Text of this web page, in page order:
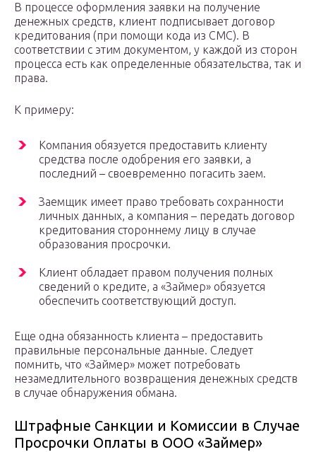
В процессе оформления заявки на получение
денежных средств, клиент подписывает договор
кредитования (при помощи кода из СМС). В
соответствии с этим документом, у каждой из сторон
процесса есть как определенные обязательства, так и
права.
К примеру:
Компания обязуется предоставить клиенту
средства после одобрения его заявки, а
последний – своевременно погасить заем.
Заемщик имеет право требовать сохранности
личных данных, а компания – передать договор
кредитования стороннему лицу в случае
образования просрочки.
Клиент обладает правом получения полных
сведений о кредите, а «Займер» обязуется
обеспечить соответствующий доступ.
Еще одна обязанность клиента – предоставить
правильные персональные данные. Следует
помнить, что «Займер» может потребовать
незамедлительного возвращения денежных средств
в случае обнаружения обмана.
Штрафные Санкции и Комиссии в Случае
Просрочки Оплаты в ООО «Займер»